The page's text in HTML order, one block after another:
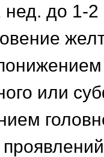
нед. до 1-2
или